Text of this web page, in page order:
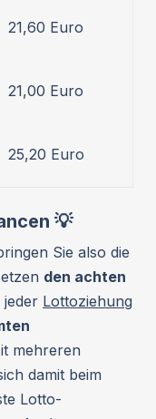
21,60 Euro
21,00 Euro
25,20 Euro
💡
Sie also die
den achten
jeder Lottoziehung
mehreren
damit beim
Lotto-